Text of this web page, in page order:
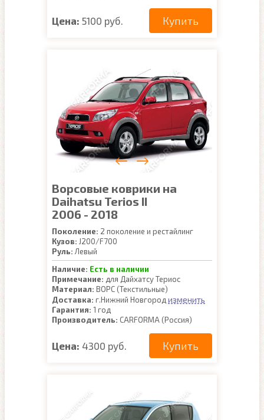
Цена: 5100 руб. Купить
Ворсовые коврики на
Daihatsu Terios II
2006 - 2018
Поколение: 2 поколение и рестайлинг
Кузов: J200/F700
Руль: Левый
Наличие: Есть в наличии
Примечание: для Дайхатсу Териос
Материал: ВОРС (Текстильные)
Доставка: г.Нижний Новгород изменить
Гарантия: 1 год
Производитель: CARFORMA (Россия)
Цена: 4300 руб. Купить